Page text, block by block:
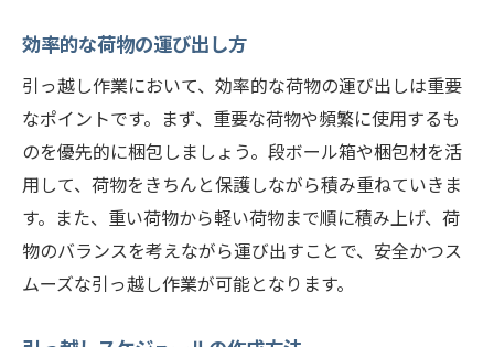
効率的な荷物の運び出し方
引っ越し作業において、効率的な荷物の運び出しは重要
なポイントです。まず、重要な荷物や頻繁に使用するも
のを優先的に梱包しましょう。段ボール箱や梱包材を活
用して、荷物をきちんと保護しながら積み重ねていきま
す。また、重い荷物から軽い荷物まで順に積み上げ、荷
物のバランスを考えながら運び出すことで、安全かつス
ムーズな引っ越し作業が可能となります。